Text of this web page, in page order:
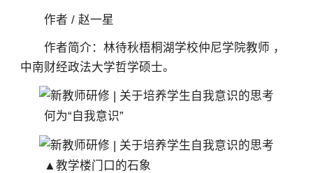
作者 / 赵一星
作者简介：林待秋梧桐湖学校仲尼学院教师 ，
中南财经政法大学哲学硕士。
何为“自我意识”
▲教学楼门口的石象